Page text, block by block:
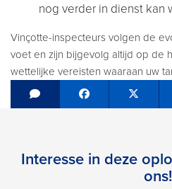
nog verder in dienst kan
Vinçotte-inspecteurs volgen de
voet en zijn bijgevolg altijd op de
wettelijke vereisten waaraan uw
Share on Facebook
Tweet
Interesse in deze
ons!